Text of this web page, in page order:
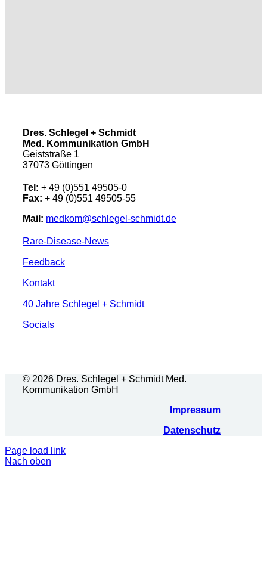
Dres. Schlegel + Schmidt
Med. Kommunikation GmbH
Geiststraße 1
37073 Göttingen
Tel: + 49 (0)551 49505-0
Fax: + 49 (0)551 49505-55
Mail: medkom@schlegel-schmidt.de
Rare-Disease-News
Feedback
Kontakt
40 Jahre Schlegel + Schmidt
Socials
© 2026 Dres. Schlegel + Schmidt Med.
Kommunikation GmbH
Impressum
Datenschutz
Page load link
Nach oben